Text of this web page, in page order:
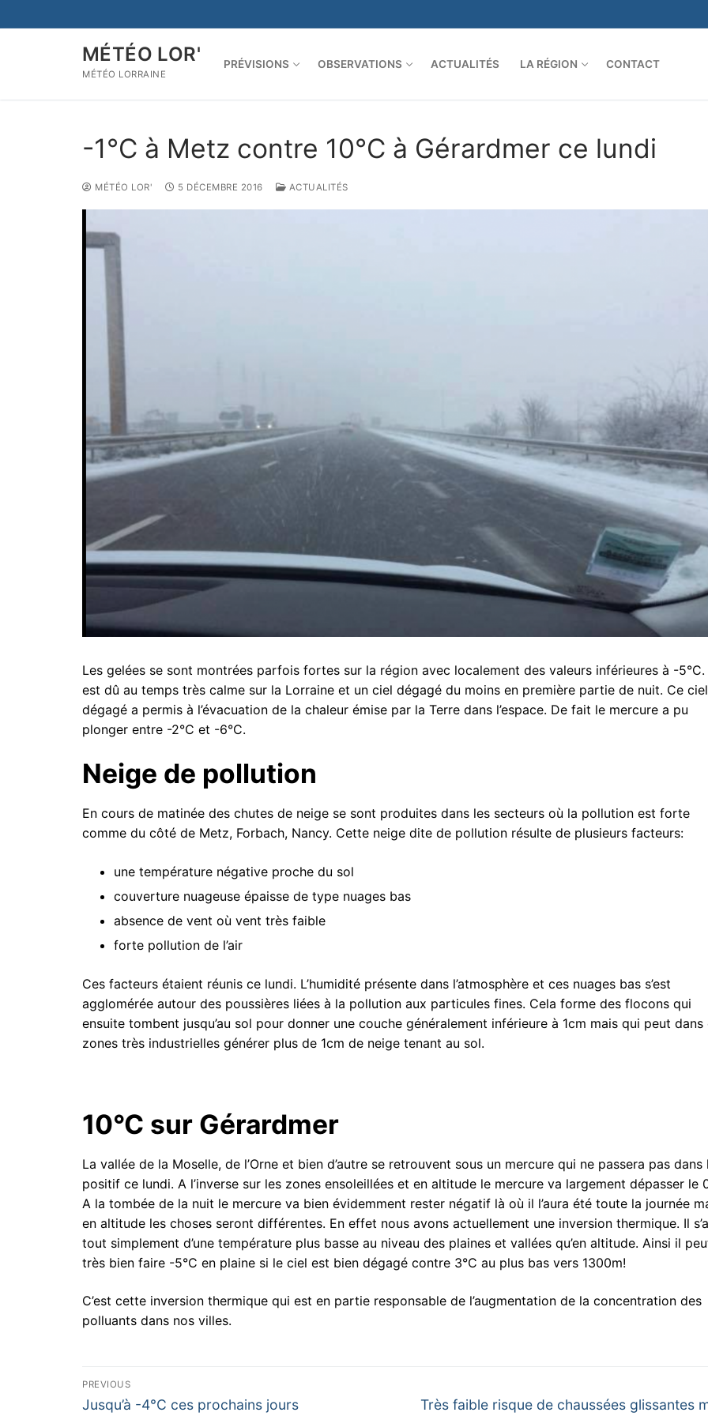
au
MÉTÉO LOR'
MÉTÉO LORRAINE
PRÉVISIONS OBSERVATIONS ACTUALITÉS LA RÉGION CONTACT
-1°C à Metz contre 10°C à Gérardmer ce lundi
MÉTÉO LOR' 5 DÉCEMBRE 2016 ACTUALITÉS
Les gelées se sont montrées parfois fortes sur la région avec localement des valeurs inférieures à -5°C.
est dû au temps très calme sur la Lorraine et un ciel dégagé du moins en première partie de nuit. Ce ciel
dégagé a permis à l’évacuation de la chaleur émise par la Terre dans l’espace. De fait le mercure a pu
plonger entre -2°C et -6°C.
Neige de pollution
En cours de matinée des chutes de neige se sont produites dans les secteurs où la pollution est forte
comme du côté de Metz, Forbach, Nancy. Cette neige dite de pollution résulte de plusieurs facteurs:
une température négative proche du sol
couverture nuageuse épaisse de type nuages bas
absence de vent où vent très faible
forte pollution de l’air
Ces facteurs étaient réunis ce lundi. L’humidité présente dans l’atmosphère et ces nuages bas s’est
agglomérée autour des poussières liées à la pollution aux particules fines. Cela forme des flocons qui
ensuite tombent jusqu’au sol pour donner une couche généralement inférieure à 1cm mais qui peut dans
zones très industrielles générer plus de 1cm de neige tenant au sol.
10°C sur Gérardmer
La vallée de la Moselle, de l’Orne et bien d’autre se retrouvent sous un mercure qui ne passera pas dans
positif ce lundi. A l’inverse sur les zones ensoleillées et en altitude le mercure va largement dépasser le
A la tombée de la nuit le mercure va bien évidemment rester négatif là où il l’aura été toute la journée
en altitude les choses seront différentes. En effet nous avons actuellement une inversion thermique. Il
tout simplement d’une température plus basse au niveau des plaines et vallées qu’en altitude. Ainsi il
très bien faire -5°C en plaine si le ciel est bien dégagé contre 3°C au plus bas vers 1300m!
C’est cette inversion thermique qui est en partie responsable de l’augmentation de la concentration des
polluants dans nos villes.
Navigation
PREVIOUS
Previous
Jusqu’à -4°C ces prochains jours
Next
Très faible risque de chaussées glissantes